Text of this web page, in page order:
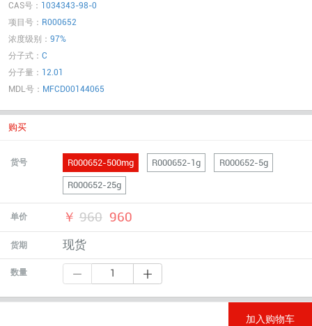
CAS号： 1034343-98-0
项目号： R000652
浓度级别： 97%
分子式： C
分子量： 12.01
MDL号： MFCD00144065
购买
货号 R000652-500mg R000652-1g R000652-5g
R000652-25g
单价 ￥ 960 960
货期 现货
数量
加入购物车